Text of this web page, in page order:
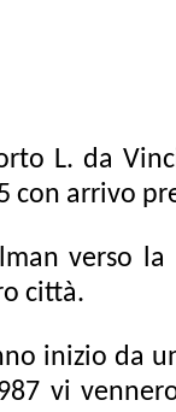
L. da
con arrivo
verso
città.
inizio da
vi